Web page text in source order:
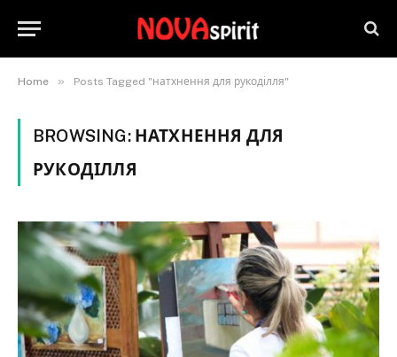
Home » Posts Tagged "натхнення для рукоділля"
BROWSING: НАТХНЕННЯ ДЛЯ
РУКОДІЛЛЯ